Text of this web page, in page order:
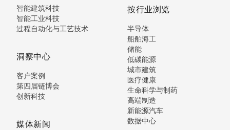
智能建筑科技
智能工业科技
过程自动化与工艺技术
洞察中心
客户案例
第四届链博会
创新科技
媒体新闻
按行业浏览
半导体
船舶海工
储能
低碳能源
城市建筑
医疗健康
生命科学与制药
高端制造
新能源汽车
数据中心